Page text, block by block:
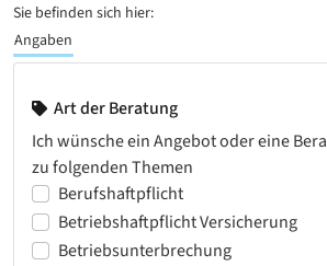
Sie befinden sich hier:
Angaben
Art der Beratung
Ich wünsche ein Angebot oder eine
zu folgenden Themen
Berufshaftpflicht
Betriebshaftpflicht Versicherung
Betriebsunterbrechung